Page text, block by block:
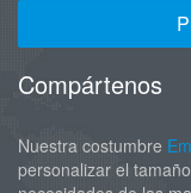
Compártenos
Nuestra costumbre
personalizar el